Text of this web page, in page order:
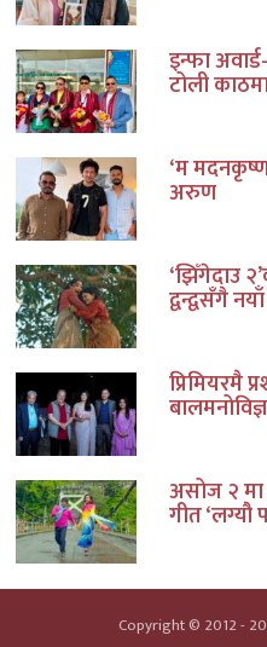
इन्फा
टोली
‘म
अरुण
‘झिँगेदाउ
द्वन्द्वसँगै
प्रिमियरमै
असोज २ मा
गीत ‘लग्यौ
Copyright © 2012 -